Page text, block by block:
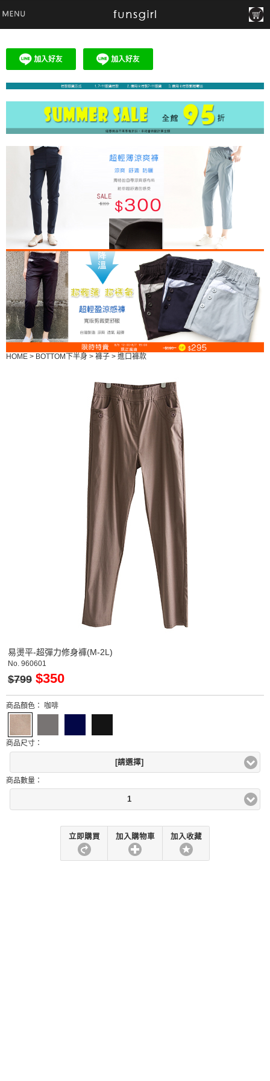
HOME > BOTTOM下半身 > 褲子 > 進口褲款
易燙平-超彈力修身褲(M-2L)
No. 960601
$799 $350
商品顏色： 咖啡
商品尺寸：
[請選擇]
商品數量：
1
立即購買 加入購物車 加入收藏